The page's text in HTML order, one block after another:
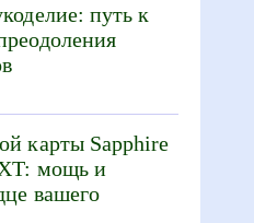
путь к
карты Sapphire
мощь и
вашего